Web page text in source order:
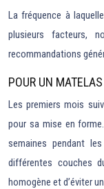
La fréquence à
plusieurs facteurs,
recommandations
POUR UN
Les premiers mois
pour sa mise en
semaines pendant
différentes couches
homogène et d’éviter